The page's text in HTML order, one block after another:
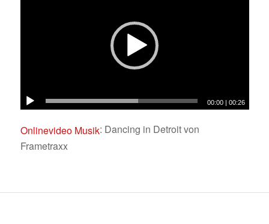
00:00 |00:26
Onlinevideo Musik: Dancing in Detroit von
Frametraxx